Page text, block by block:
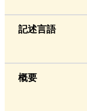
記述言語
概要